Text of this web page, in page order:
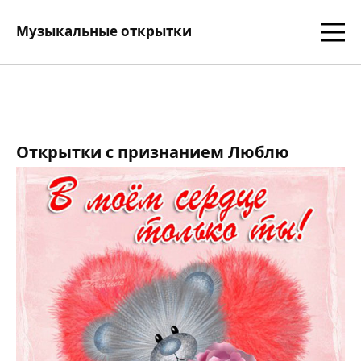
Музыкальные открытки
Открытки с признанием Люблю